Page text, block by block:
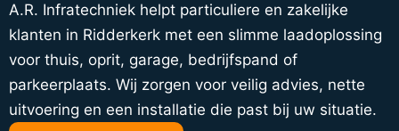
A.R. Infratechniek helpt particuliere en zakelijke
klanten in Ridderkerk met een slimme laadoplossing
voor thuis, oprit, garage, bedrijfspand of
parkeerplaats. Wij zorgen voor veilig advies, nette
uitvoering en een installatie die past bij uw situatie.